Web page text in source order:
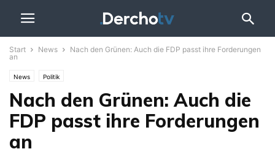
Start News
Nach den Grünen: Auch die FDP passt ihre Forderungen
an
News Politik
Nach den Grünen: Auch die
FDP passt ihre Forderungen
an